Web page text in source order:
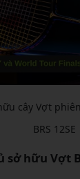
cây Vợt
BRS 12SE
hữu Vợt